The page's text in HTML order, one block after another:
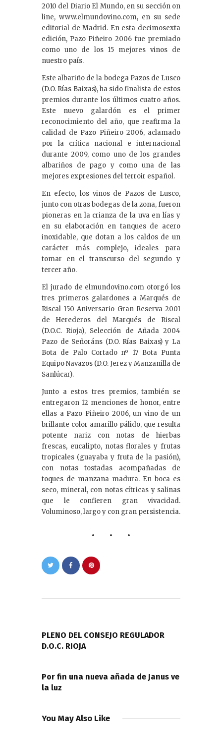
2010 del Diario El Mundo, en su sección on
line, www.elmundovino.com, en su sede
editorial de Madrid. En esta decimosexta
edición, Pazo Piñeiro 2006 fue premiado
como uno de los 15 mejores vinos de
nuestro país.
Este albariño de la bodega Pazos de Lusco
(D.O. Rías Baixas), ha sido finalista de estos
premios durante los últimos cuatro años.
Este nuevo galardón es el primer
reconocimiento del año, que reafirma la
calidad de Pazo Piñeiro 2006, aclamado
por la crítica nacional e internacional
durante 2009, como uno de los grandes
albariños de pago y como una de las
mejores expresiones del terroir español.
En efecto, los vinos de Pazos de Lusco,
junto con otras bodegas de la zona, fueron
pioneras en la crianza de la uva en lías y
en su elaboración en tanques de acero
inoxidable, que dotan a los caldos de un
carácter más complejo, ideales para
tomar en el transcurso del segundo y
tercer año.
El jurado de elmundovino.com otorgó los
tres primeros galardones a Marqués de
Riscal 150 Aniversario Gran Reserva 2001
de Herederos del Marqués de Riscal
(D.O.C. Rioja), Selección de Añada 2004
Pazo de Señoráns (D.O. Rías Baixas) y La
Bota de Palo Cortado nº 17 Bota Punta
Equipo Navazos (D.O. Jerez y Manzanilla de
Sanlúcar).
Junto a estos tres premios, también se
entregaron 12 menciones de honor, entre
ellas a Pazo Piñeiro 2006, un vino de un
brillante color amarillo pálido, que resulta
potente nariz con notas de hierbas
frescas, eucalipto, notas florales y frutas
tropicales (guayaba y fruta de la pasión),
con notas tostadas acompañadas de
toques de manzana madura. En boca es
seco, mineral, con notas cítricas y salinas
que le confieren gran vivacidad.
Voluminoso, largo y con gran persistencia.
entradas
PLENO DEL CONSEJO REGULADOR
D.O.C. RIOJA
Por fin una nueva añada de Janus ve
la luz
You May Also Like